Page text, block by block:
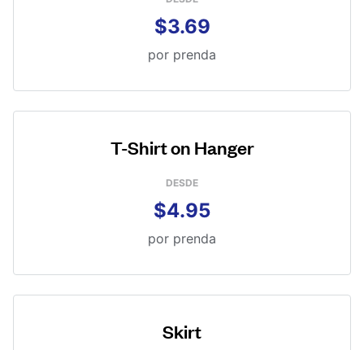
$3.69
por prenda
T-Shirt on Hanger
DESDE
$4.95
por prenda
Skirt